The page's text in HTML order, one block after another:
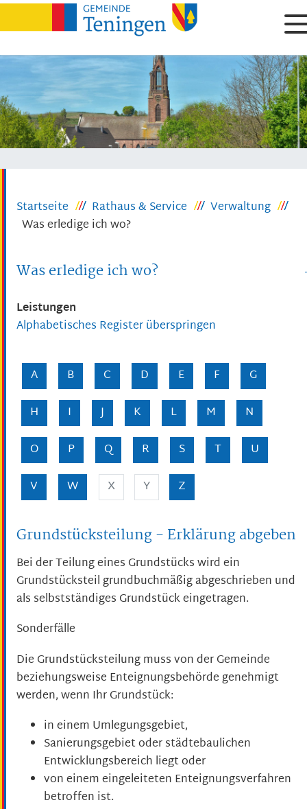
Startseite Rathaus & Service
Verwaltung
Was erledige ich wo?
Was erledige ich wo?
Leistungen
Alphabetisches Register überspringen
A B C D E F
G
H
I J K L M
N
O
P Q R S T
U
V
W X Y Z
Grundstücksteilung - Erklärung abgeben
Bei der Teilung eines Grundstücks wird ein
Grundstücksteil grundbuchmäßig abgeschrieben und
als selbstständiges Grundstück eingetragen.
Sonderfälle
Die Grundstücksteilung muss von der Gemeinde
beziehungsweise Enteignungsbehörde genehmigt
werden, wenn Ihr Grundstück:
in einem Umlegungsgebiet,
Sanierungsgebiet oder städtebaulichen
Entwicklungsbereich liegt oder
von einem eingeleiteten Enteignungsverfahren
betroffen ist.